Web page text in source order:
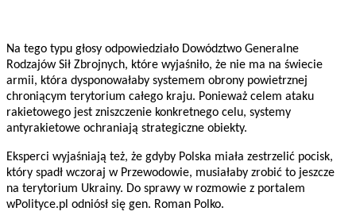
Na tego typu głosy odpowiedziało Dowództwo Generalne
Rodzajów Sił Zbrojnych, które wyjaśniło, że nie ma na świecie
armii, która dysponowałaby systemem obrony powietrznej
chroniącym terytorium całego kraju. Ponieważ celem ataku
rakietowego jest zniszczenie konkretnego celu, systemy
antyrakietowe ochraniają strategiczne obiekty.
Eksperci wyjaśniają też, że gdyby Polska miała zestrzelić pocisk,
który spadł wczoraj w Przewodowie, musiałaby zrobić to jeszcze
na terytorium Ukrainy. Do sprawy w rozmowie z portalem
wPolityce.pl odniósł się gen. Roman Polko.